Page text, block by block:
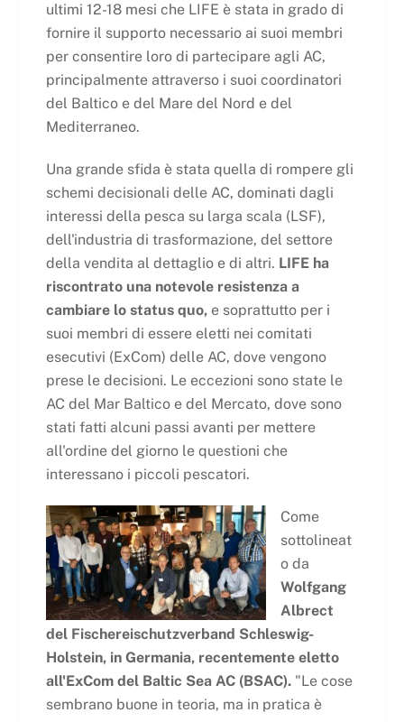
ultimi 12-18 mesi che LIFE è stata in grado di
fornire il supporto necessario ai suoi membri
per consentire loro di partecipare agli AC,
principalmente attraverso i suoi coordinatori
del Baltico e del Mare del Nord e del
Mediterraneo.
Una grande sfida è stata quella di rompere gli
schemi decisionali delle AC, dominati dagli
interessi della pesca su larga scala (LSF),
dell'industria di trasformazione, del settore
della vendita al dettaglio e di altri. LIFE ha
riscontrato una notevole resistenza a
cambiare lo status quo,e soprattutto per i
suoi membri di essere eletti nei comitati
esecutivi (ExCom) delle AC, dove vengono
prese le decisioni. Le eccezioni sono state le
AC del Mar Baltico e del Mercato, dove sono
stati fatti alcuni passi avanti per mettere
all'ordine del giorno le questioni che
interessano i piccoli pescatori.
Come
sottolineat
o da
Wolfgang
Albrect
del Fischereischutzverband Schleswig-
Holstein, in Germania, recentemente eletto
all'ExCom del Baltic Sea AC (BSAC)."Le cose
sembrano buone in teoria, ma in pratica è